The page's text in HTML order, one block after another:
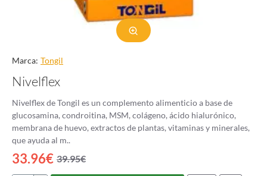
Marca: Tongil
Nivelflex
Nivelflex de Tongil es un complemento alimenticio a base de
glucosamina, condroitina, MSM, colágeno, ácido hialurónico,
membrana de huevo, extractos de plantas, vitaminas y minerales,
que ayuda al m..
33.96€ 39.95€